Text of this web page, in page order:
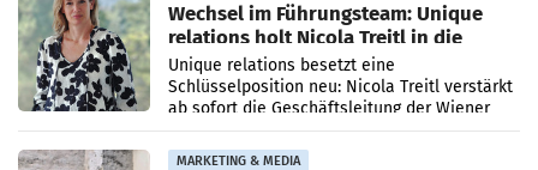
Wechsel im Führungsteam: Unique
relations holt Nicola Treitl in die
Geschäftsleitung
Unique relations besetzt eine
Schlüsselposition neu: Nicola Treitl verstärkt
ab sofort die Geschäftsleitung der Wiener
PR-Agentur an der Seite von Josef Kalina und
Anna Kalina-Mahr.
MARKETING & MEDIA